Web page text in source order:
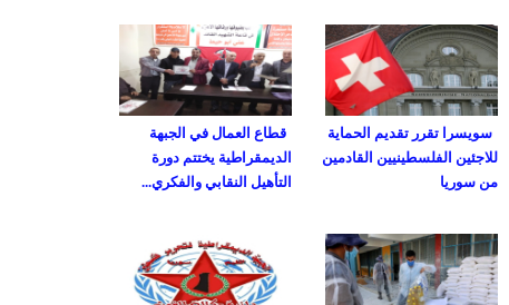
قطاع العمال في الجبهة
الديمقراطية يختتم دورة
التأهيل النقابي والفكري...
سويسرا تقرر تقديم الحماية
للاجئين الفلسطينيين القادمين
من سوريا